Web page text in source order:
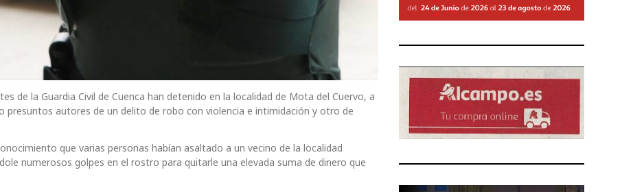
de la Guardia Civil de Cuenca han detenido en la localidad de Mota del Cuervo, a
presuntos autores de un delito de robo con violencia e intimidación y otro de
que varias personas habían asaltado a un vecino de la localidad
numerosos golpes en el rostro para quitarle una elevada suma de dinero que